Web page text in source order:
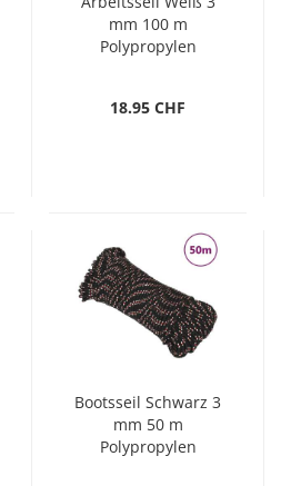
mm 100 m
Polypropylen
18.95 CHF
Bootsseil Schwarz 3
mm 50 m
Polypropylen